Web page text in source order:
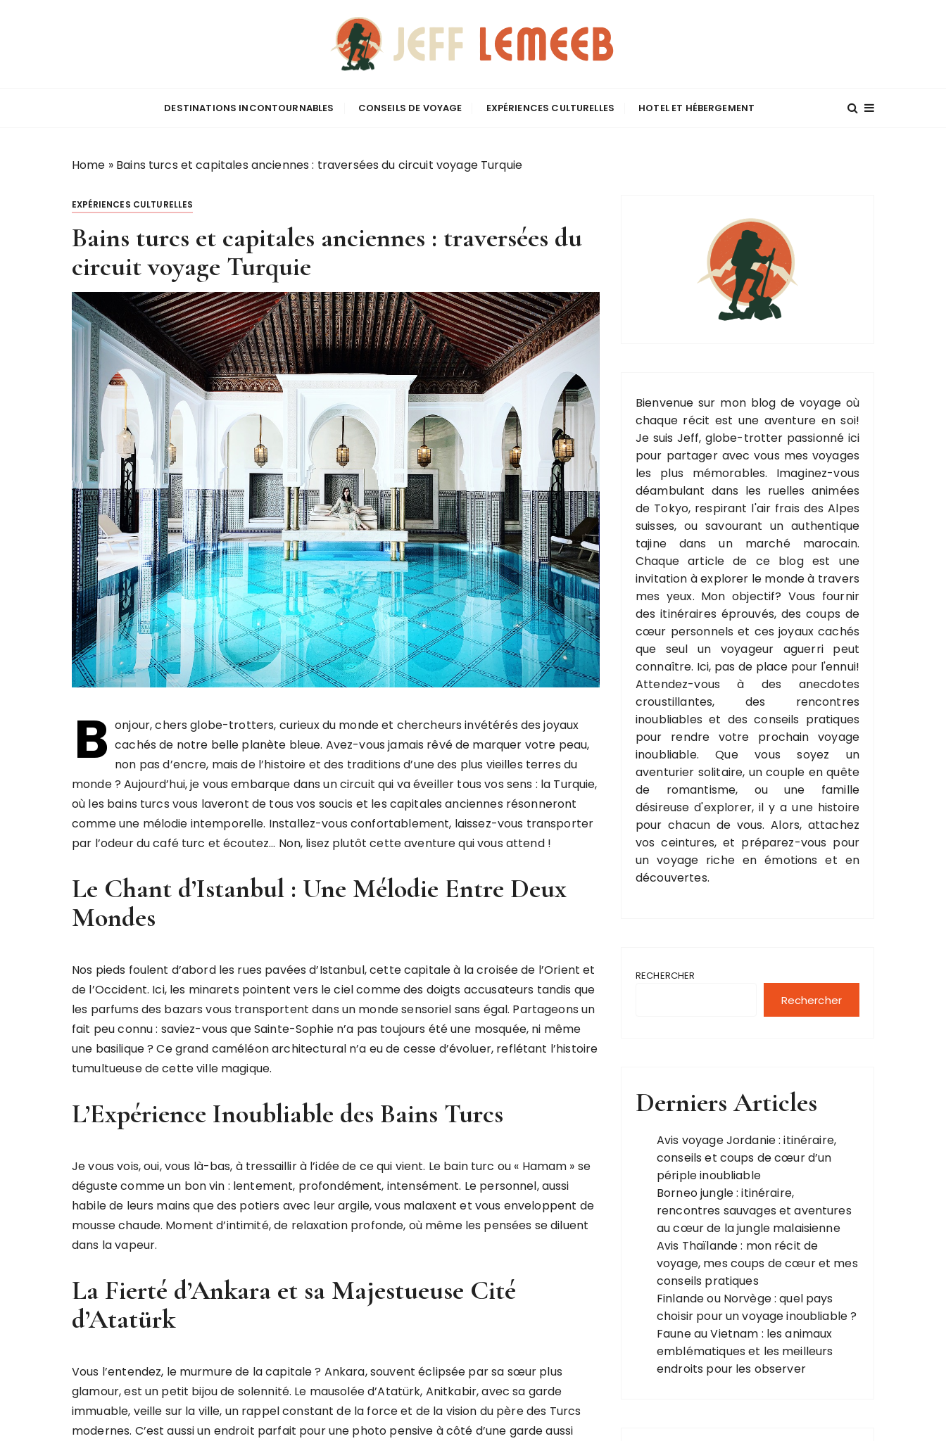
Jeff Lemeeb – Récit d'un aventurier moderne
DESTINATIONS INCONTOURNABLES CONSEILS DE VOYAGE EXPÉRIENCES CULTURELLES HOTEL ET HÉBERGEMENT
Home » Bains turcs et capitales anciennes : traversées du circuit voyage Turquie
EXPÉRIENCES CULTURELLES
Bains turcs et capitales anciennes : traversées du
circuit voyage Turquie
B onjour, chers globe-trotters, curieux du monde et chercheurs invétérés des joyaux
cachés de notre belle planète bleue. Avez-vous jamais rêvé de marquer votre peau,
non pas d’encre, mais de l’histoire et des traditions d’une des plus vieilles terres du
monde ? Aujourd’hui, je vous embarque dans un circuit qui va éveiller tous vos sens : la Turquie,
où les bains turcs vous laveront de tous vos soucis et les capitales anciennes résonneront
comme une mélodie intemporelle. Installez-vous confortablement, laissez-vous transporter
par l’odeur du café turc et écoutez… Non, lisez plutôt cette aventure qui vous attend !
Le Chant d’Istanbul : Une Mélodie Entre Deux
Mondes
Nos pieds foulent d’abord les rues pavées d’Istanbul, cette capitale à la croisée de l’Orient et
de l’Occident. Ici, les minarets pointent vers le ciel comme des doigts accusateurs tandis que
les parfums des bazars vous transportent dans un monde sensoriel sans égal. Partageons un
fait peu connu : saviez-vous que Sainte-Sophie n’a pas toujours été une mosquée, ni même
une basilique ? Ce grand caméléon architectural n’a eu de cesse d’évoluer, reflétant l’histoire
tumultueuse de cette ville magique.
L’Expérience Inoubliable des Bains Turcs
Je vous vois, oui, vous là-bas, à tressaillir à l’idée de ce qui vient. Le bain turc ou « Hamam » se
déguste comme un bon vin : lentement, profondément, intensément. Le personnel, aussi
habile de leurs mains que des potiers avec leur argile, vous malaxent et vous enveloppent de
mousse chaude. Moment d’intimité, de relaxation profonde, où même les pensées se diluent
dans la vapeur.
La Fierté d’Ankara et sa Majestueuse Cité
d’Atatürk
Vous l’entendez, le murmure de la capitale ? Ankara, souvent éclipsée par sa sœur plus
glamour, est un petit bijou de solennité. Le mausolée d’Atatürk, Anitkabir, avec sa garde
immuable, veille sur la ville, un rappel constant de la force et de la vision du père des Turcs
modernes. C’est aussi un endroit parfait pour une photo pensive à côté d’une garde aussi
Bienvenue sur mon blog de voyage où
chaque récit est une aventure en soi!
Je suis Jeff, globe-trotter passionné ici
pour partager avec vous mes voyages
les plus mémorables. Imaginez-vous
déambulant dans les ruelles animées
de Tokyo, respirant l'air frais des Alpes
suisses, ou savourant un authentique
tajine dans un marché marocain.
Chaque article de ce blog est une
invitation à explorer le monde à travers
mes yeux. Mon objectif? Vous fournir
des itinéraires éprouvés, des coups de
cœur personnels et ces joyaux cachés
que seul un voyageur aguerri peut
connaître. Ici, pas de place pour l'ennui!
Attendez-vous à des anecdotes
croustillantes, des rencontres
inoubliables et des conseils pratiques
pour rendre votre prochain voyage
inoubliable. Que vous soyez un
aventurier solitaire, un couple en quête
de romantisme, ou une famille
désireuse d'explorer, il y a une histoire
pour chacun de vous. Alors, attachez
vos ceintures, et préparez-vous pour
un voyage riche en émotions et en
découvertes.
RECHERCHER
Rechercher
Derniers Articles
Avis voyage Jordanie : itinéraire,
conseils et coups de cœur d’un
périple inoubliable
Borneo jungle : itinéraire,
rencontres sauvages et aventures
au cœur de la jungle malaisienne
Avis Thaïlande : mon récit de
voyage, mes coups de cœur et mes
conseils pratiques
Finlande ou Norvège : quel pays
choisir pour un voyage inoubliable ?
Faune au Vietnam : les animaux
emblématiques et les meilleurs
endroits pour les observer